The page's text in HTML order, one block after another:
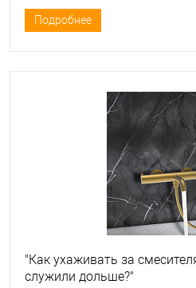
Подробнее
"Как ухаживать за
служили дольше?"